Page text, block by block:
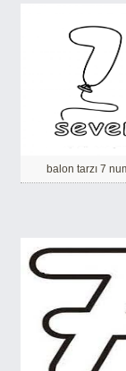
balon tarzı 7